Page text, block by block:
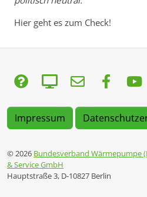
Hier geht es zum Check!
Impressum
© 2026 Bundesverband Wärmepumpe
& Service GmbH
Hauptstraße 3, D-10827 Berlin